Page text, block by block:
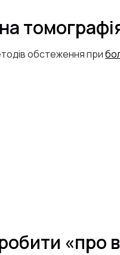
обстеження при
«про